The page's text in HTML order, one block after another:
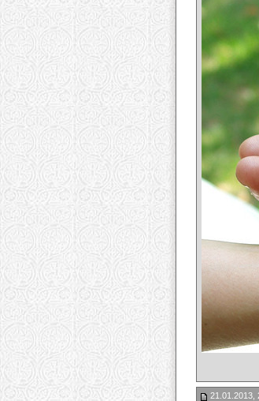
21.01.2013,